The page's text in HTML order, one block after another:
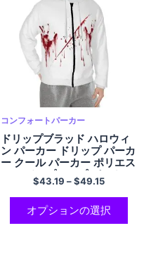
コンフォートパーカー
ドリップブラッド ハロウィ
ン パーカー ドリップ パーカ
ー クール パーカー ポリエス
テル ジップアップ パーカー
ポケット付き 男女兼用
$43.19 –$49.15
オプションの選択